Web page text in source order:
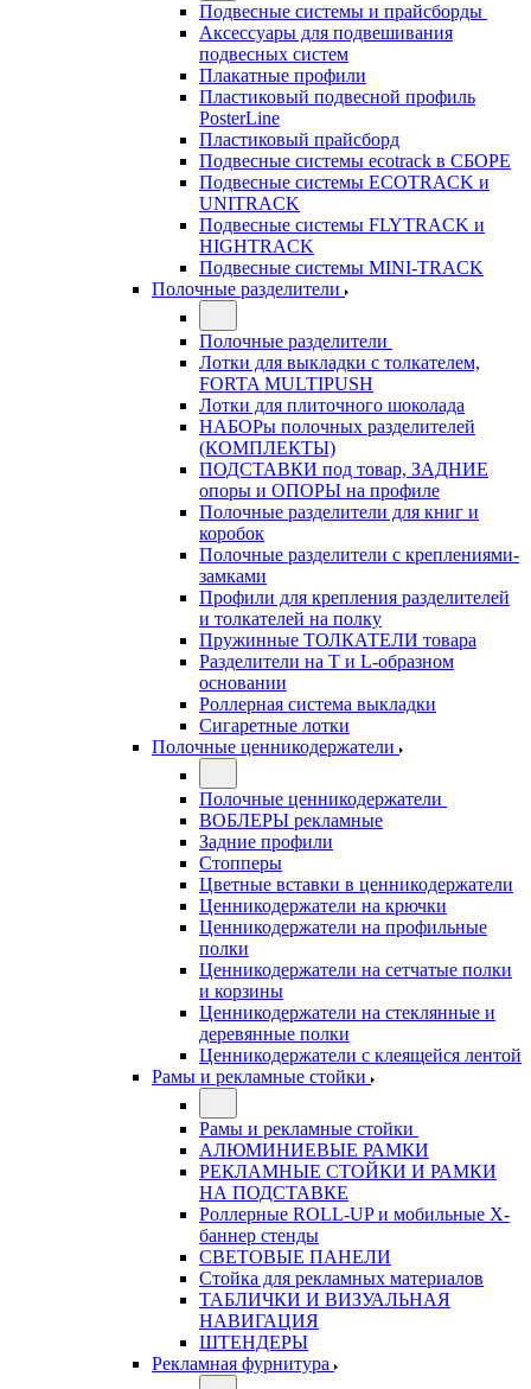
Подвесные системы и прайсборды
Аксессуары для подвешивания
подвесных систем
Плакатные профили
Пластиковый подвесной профиль
PosterLine
Пластиковый прайсборд
Подвесные системы ecotrack в СБОРЕ
Подвесные системы ECOTRACK и
UNITRACK
Подвесные системы FLYTRACK и
HIGHTRACK
Подвесные системы MINI-TRACK
Полочные разделители
Полочные разделители
Лотки для выкладки с толкателем,
FORTA MULTIPUSH
Лотки для плиточного шоколада
НАБОРы полочных разделителей
(КОМПЛЕКТЫ)
ПОДСТАВКИ под товар, ЗАДНИЕ
опоры и ОПОРЫ на профиле
Полочные разделители для книг и
коробок
Полочные разделители с креплениями-
замками
Профили для крепления разделителей
и толкателей на полку
Пружинные ТОЛКАТЕЛИ товара
Разделители на Т и L-образном
основании
Роллерная система выкладки
Сигаретные лотки
Полочные ценникодержатели
Полочные ценникодержатели
ВОБЛЕРЫ рекламные
Задние профили
Стопперы
Цветные вставки в ценникодержатели
Ценникодержатели на крючки
Ценникодержатели на профильные
полки
Ценникодержатели на сетчатые полки
и корзины
Ценникодержатели на стеклянные и
деревянные полки
Ценникодержатели с клеящейся лентой
Рамы и рекламные стойки
Рамы и рекламные стойки
АЛЮМИНИЕВЫЕ РАМКИ
РЕКЛАМНЫЕ СТОЙКИ И РАМКИ
НА ПОДСТАВКЕ
Роллерные ROLL-UP и мобильные X-
баннер стенды
СВЕТОВЫЕ ПАНЕЛИ
Стойка для рекламных материалов
ТАБЛИЧКИ И ВИЗУАЛЬНАЯ
НАВИГАЦИЯ
ШТЕНДЕРЫ
Рекламная фурнитура